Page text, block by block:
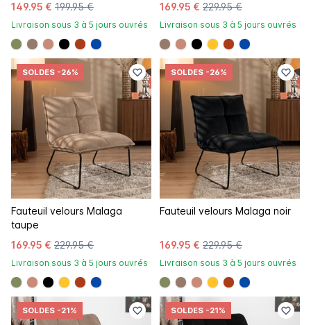
149.95 € 199.95 €
Livraison sous 3 à 5 jours ouvrés
#808a5d
#967b6a
#c98a78
#000000
#ac3c17
#0648a8
169.95 € 229.95 €
Livraison sous 3 à 5 jours ouvrés
#967b6a
#c98a78
#000000
#ffc42a
#ac3c17
#0648a8
SOLDES -26%
Fauteuil velours Malaga
taupe
169.95 € 229.95 €
Livraison sous 3 à 5 jours ouvrés
#808a5d
#c98a78
#000000
#ffc42a
#ac3c17
#0648a8
SOLDES -26%
Fauteuil velours Malaga noir
169.95 € 229.95 €
Livraison sous 3 à 5 jours ouvrés
#808a5d
#967b6a
#c98a78
#ffc42a
#ac3c17
#0648a8
SOLDES -21% SOLDES -21%